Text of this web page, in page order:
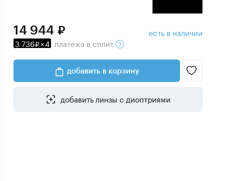
14 944
3 736 ×4 платежа в сплит
есть в наличии
добавить в корзину
добавить линзы с диоптриями